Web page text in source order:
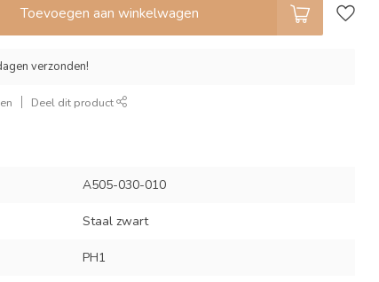
Toevoegen aan winkelwagen
verzonden!
Deel dit product
A505-030-010
Staal zwart
PH1